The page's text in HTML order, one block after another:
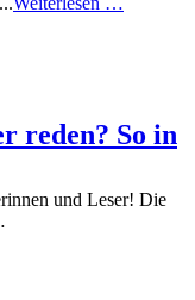
reden? So in
und Leser! Die